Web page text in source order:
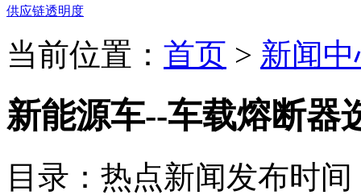
供应链透明度
当前位置： 首页 > 新闻
新能源车--车载熔断器
目录：热点新闻发布时间